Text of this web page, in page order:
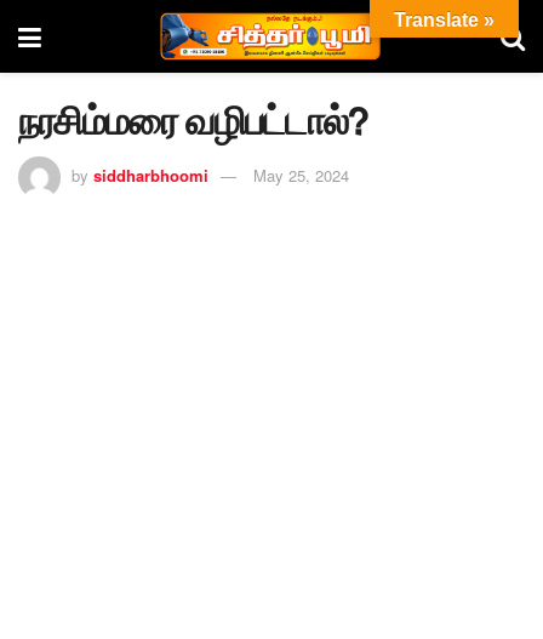
நரசிம்மரை வழிபட்டால்?
by siddharbhoomi May 25, 2024
Translate »